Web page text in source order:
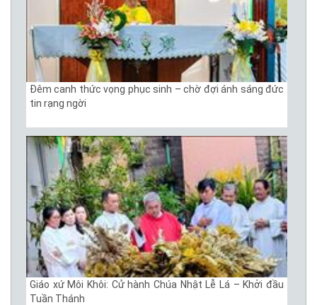
Đêm canh thức vọng phục sinh – chờ đợi ánh sáng đức
tin rạng ngời
Giáo xứ Môi Khôi: Cử hành Chúa Nhật Lễ Lá – Khởi đầu
Tuần Thánh